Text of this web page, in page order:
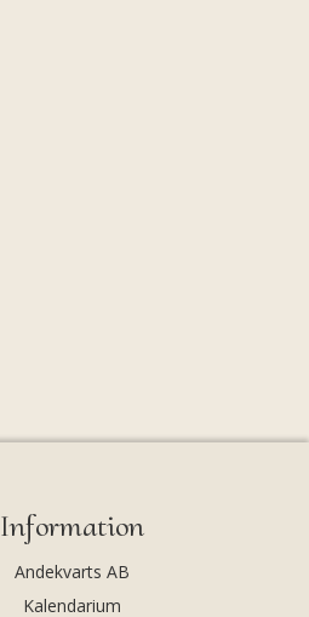
Information
Andekvarts AB
Kalendarium